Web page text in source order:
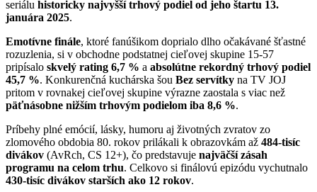
seriálu historicky najvyšší trhový podiel od jeho štartu 13.
januára 2025.
Emotívne finále, ktoré fanúšikom doprialo dlho očakávané šťastné
rozuzlenia, si v obchodne podstatnej cieľovej skupine 15-57
pripísalo skvelý rating 6,7 % a absolútne rekordný trhový podiel
45,7 %. Konkurenčná kuchárska šou Bez servítky na TV JOJ
pritom v rovnakej cieľovej skupine výrazne zaostala s viac než
päťnásobne nižším trhovým podielom iba 8,6 %.
Príbehy plné emócií, lásky, humoru aj životných zvratov zo
zlomového obdobia 80. rokov prilákali k obrazovkám až 484-tisíc
divákov (AvRch, CS 12+), čo predstavuje najväčší zásah
programu na celom trhu. Celkovo si finálovú epizódu vychutnalo
430-tisíc divákov starších ako 12 rokov.